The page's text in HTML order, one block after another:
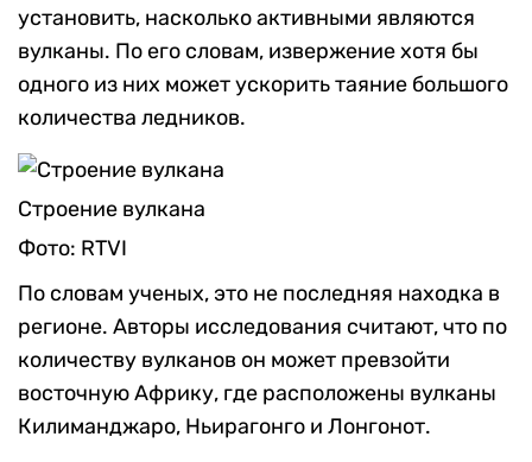
установить, насколько активными являются
вулканы. По его словам, извержение хотя бы
одного из них может ускорить таяние большого
количества ледников.
Строение вулкана
Фото: RTVI
По словам ученых, это не последняя находка в
регионе. Авторы исследования считают, что по
количеству вулканов он может превзойти
восточную Африку, где расположены вулканы
Килиманджаро, Ньирагонго и Лонгонот.